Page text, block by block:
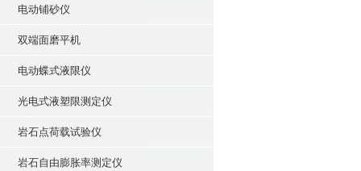
电动铺砂仪
双端面磨平机
电动蝶式液限仪
光电式液塑限测定仪
岩石点荷载试验仪
岩石自由膨胀率测定仪